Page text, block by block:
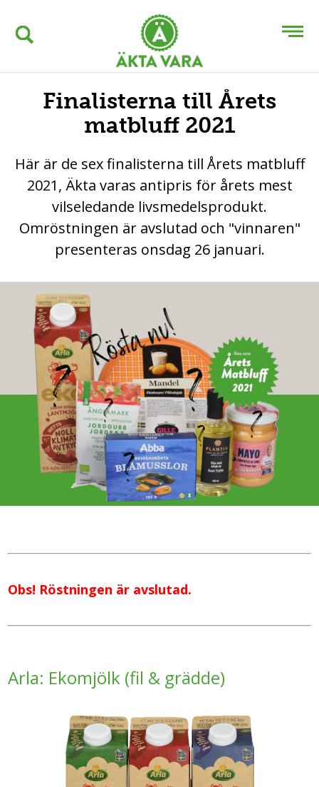
Finalisterna till Årets
matbluff 2021
Här är de sex finalisterna till Årets matbluff
2021, Äkta varas antipris för årets mest
vilseledande livsmedelsprodukt.
Omröstningen är avslutad och "vinnaren"
presenteras onsdag 26 januari.
Obs! Röstningen är avslutad.
Arla: Ekomjölk (fil & grädde)